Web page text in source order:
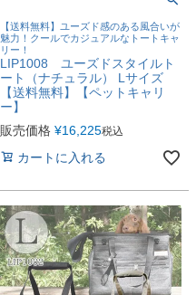
【送料無料】ユーズド感のある風合いが
魅力！クールでカジュアルなトートキャ
リー！
LIP1008 ユーズドスタイルト
ート（ナチュラル） Lサイズ
【送料無料】【ペットキャリ
ー】
販売価格 ¥16,225税込
カートに入れる